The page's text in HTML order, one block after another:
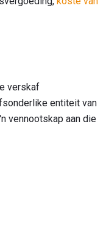
verskaf
entiteit van
vennootskap aan die